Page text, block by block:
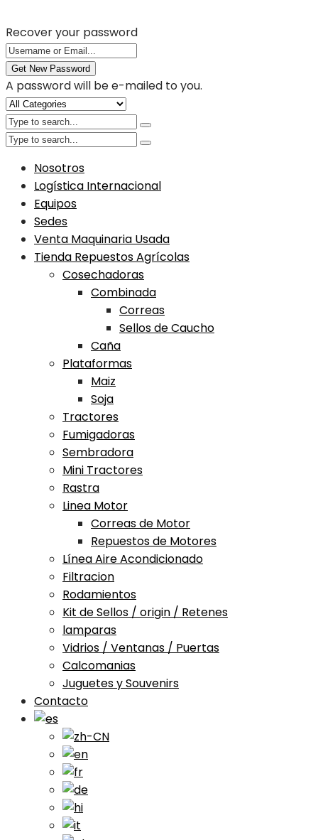
Recover your password
Get New Password
A password will be e-mailed to you.
Nosotros
Logística Internacional
Equipos
Sedes
Venta Maquinaria Usada
Tienda Repuestos Agrícolas
Cosechadoras
Combinada
Correas
Sellos de Caucho
Caña
Plataformas
Maiz
Soja
Tractores
Fumigadoras
Sembradora
Mini Tractores
Rastra
Linea Motor
Correas de Motor
Repuestos de Motores
Línea Aire Acondicionado
Filtracion
Rodamientos
Kit de Sellos / origin / Retenes
lamparas
Vidrios / Ventanas / Puertas
Calcomanias
Juguetes y Souvenirs
Contacto